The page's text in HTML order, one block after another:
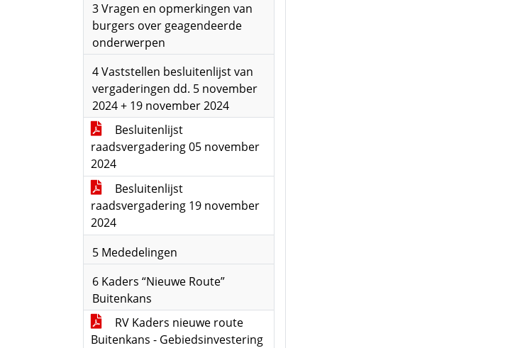
3 Vragen en opmerkingen van
burgers over geagendeerde
onderwerpen
4 Vaststellen besluitenlijst van
vergaderingen dd. 5 november
2024 + 19 november 2024
Besluitenlijst
raadsvergadering 05 november
2024
Besluitenlijst
raadsvergadering 19 november
2024
5 Mededelingen
6 Kaders “Nieuwe Route”
Buitenkans
RV Kaders nieuwe route
Buitenkans - Gebiedsinvestering